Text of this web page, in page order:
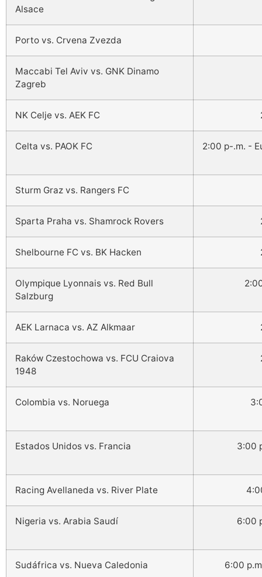
Alsace
Porto vs. Crvena Zvezda
Maccabi Tel Aviv vs. GNK Dinamo
Zagreb
NK Celje vs. AEK FC
Celta vs. PAOK FC 2:00 p-.m. -
Sturm Graz vs. Rangers FC
Sparta Praha vs. Shamrock Rovers
Shelbourne FC vs. BK Hacken
Olympique Lyonnais vs. Red Bull
Salzburg
AEK Larnaca vs. AZ Alkmaar
Raków Czestochowa vs. FCU Craiova
1948
Colombia vs. Noruega
Estados Unidos vs. Francia 3:00
Racing Avellaneda vs. River Plate
Nigeria vs. Arabia Saudí 6:00
Sudáfrica vs. Nueva Caledonia 6:00